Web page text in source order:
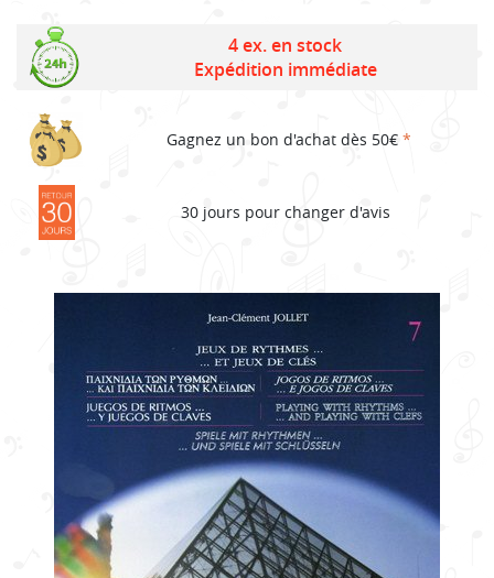
4 ex. en stock
Expédition immédiate
Gagnez un bon d'achat dès 50€ *
30 jours pour changer d'avis